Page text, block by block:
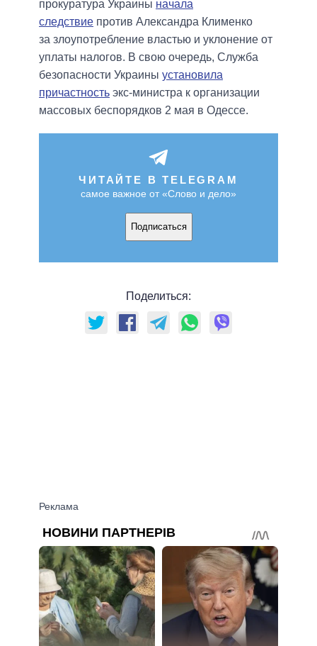
прокуратура Украины начала
следствие против Александра Клименко
за злоупотребление властью и уклонение от
уплаты налогов. В свою очередь, Служба
безопасности Украины установила
причастность экс-министра к организации
массовых беспорядков 2 мая в Одессе.
ЧИТАЙТЕ В TELEGRAM
самое важное от «Слово и дело»
Подписаться
Поделиться: